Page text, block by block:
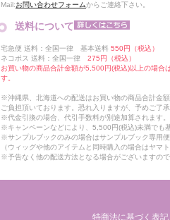
Mail:お問い合わせフォームからご連絡下さい。
送料について
宅急便 送料：全国一律 基本送料 550円（税込）
ネコポス 送料：全国一律 275円（税込）
お買い物の商品合計金額が5,500円(税込)以上の場合
す。
※沖縄県、北海道への配送はお買い物の商品合計金
ご負担頂いております。恐れ入りますが、予めご了
※代金引換の場合、代引手数料が別途加算されます。
※キャンペーンなどにより、5,500円(税込)未満でも
※サンプルブックのみの場合はサンプルブック専用
（ウィッグや他のアイテムと同時購入の場合はヤマ
※予告なく他の配送方法となる場合がございますの
特商法に基づく表記